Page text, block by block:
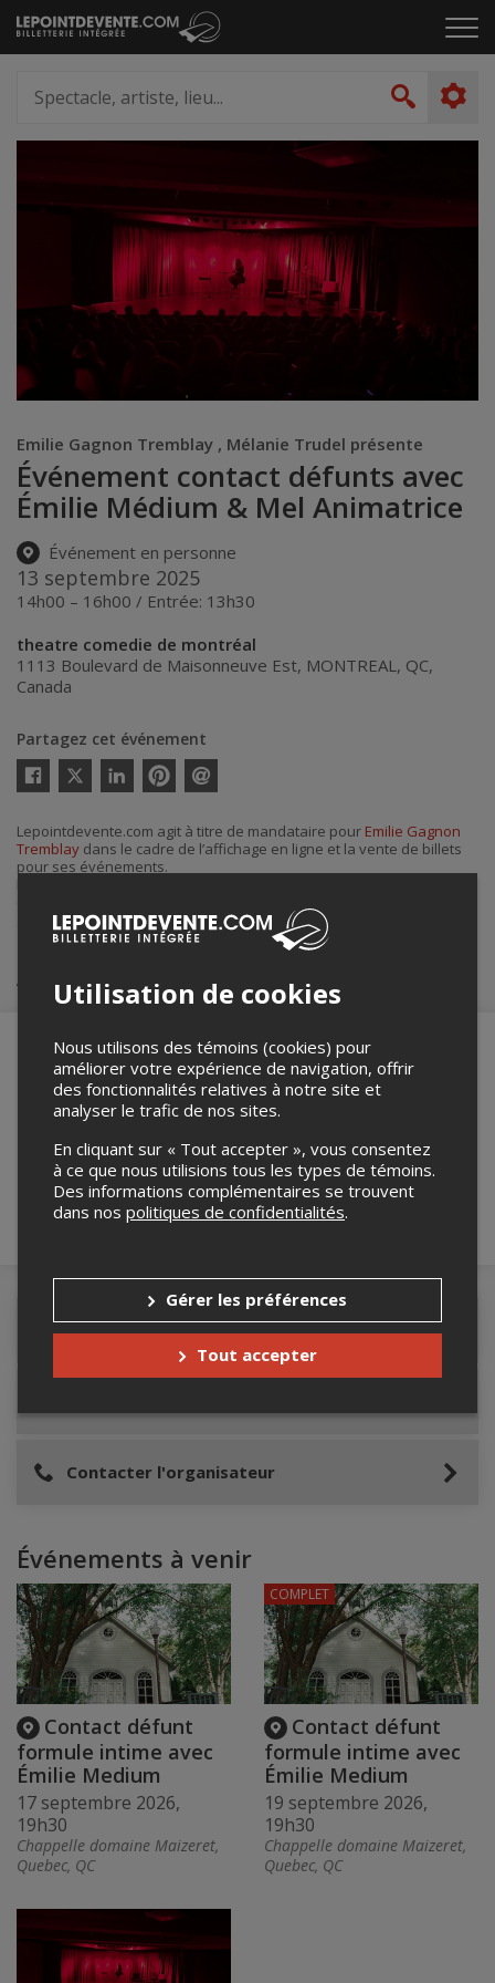
Passer
au
le
artiste,
lieu...
Emilie Gagnon Tremblay , Mélanie Trudel présente
Événement contact défunts avec
Émilie Médium & Mel Animatrice
Événement en personne
13 septembre 2025
14h00 – 16h00 / Entrée: 13h30
theatre comedie de montréal
1113 Boulevard de Maisonneuve Est, MONTREAL, QC,
Canada
Partagez cet événement
Twitter
courriel
Lepointdevente.com agit à titre de mandataire pour Emilie Gagnon
Tremblay dans le cadre de l’affichage en ligne et la vente de billets
pour ses événements.
guidanceavecemilie@hotmail.com.
Achat de billets
Merci de confirmer que vous n'êtes pas un
robot ci-bas.
Détails de l'événement
Contacter l'organisateur
Événements à venir
Contact défunt
formule intime avec
Émilie Medium
17 septembre 2026,
19h30
Chappelle domaine Maizeret,
Quebec, QC
Contact défunt
formule intime avec
Émilie Medium
19 septembre 2026,
19h30
Chappelle domaine Maizeret,
Quebec, QC
COMPLET
Utilisation de cookies
Nous utilisons des témoins (cookies) pour
améliorer votre expérience de navigation, offrir
des fonctionnalités relatives à notre site et
analyser le trafic de nos sites.
En cliquant sur « Tout accepter », vous consentez
à ce que nous utilisions tous les types de témoins.
Des informations complémentaires se trouvent
dans nos politiques de confidentialités.
Gérer les préférences
Tout accepter